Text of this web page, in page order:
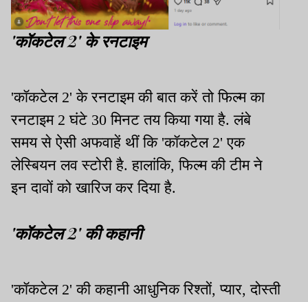
'कॉकटेल 2' के रनटाइम
'कॉकटेल 2' के रनटाइम की बात करें तो फिल्म का
रनटाइम 2 घंटे 30 मिनट तय किया गया है. लंबे
समय से ऐसी अफवाहें थीं कि 'कॉकटेल 2' एक
लेस्बियन लव स्टोरी है. हालांकि, फिल्म की टीम ने
इन दावों को खारिज कर दिया है.
'कॉकटेल 2' की कहानी
'कॉकटेल 2' की कहानी आधुनिक रिश्तों, प्यार, दोस्ती